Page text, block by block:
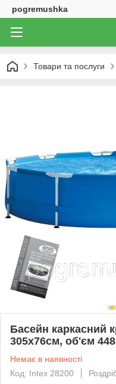
pogremushka
Товари та послуги
Басейн каркасний
305х76см, об'єм
Немає в наявності
Код: Intex 28200